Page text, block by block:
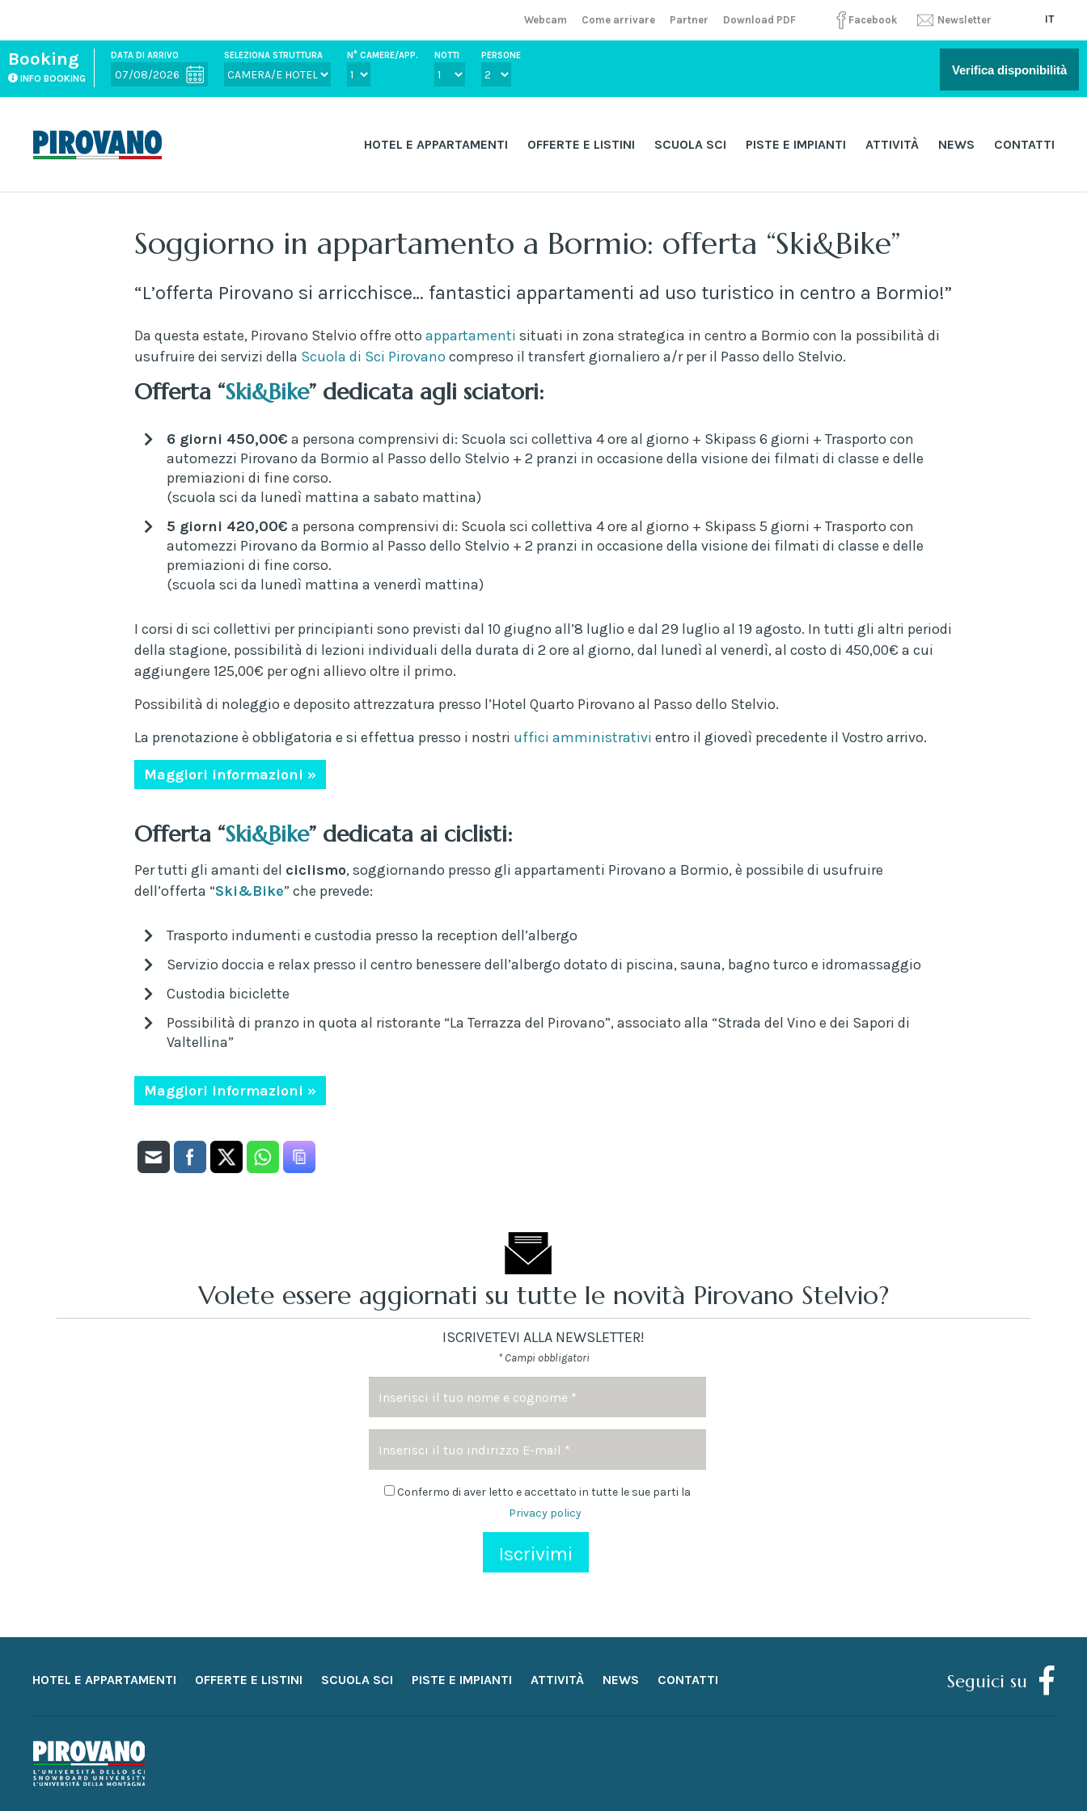
IT
Facebook Newsletter
Webcam Come arrivare Partner Download PDF
Booking
INFO BOOKING
DATA DI ARRIVO SELEZIONA STRUTTURA N° CAMERE/APP. NOTTI PERSONE
Verifica disponibilità
HOTEL E APPARTAMENTI OFFERTE E LISTINI SCUOLA SCI PISTE E IMPIANTI ATTIVITÀ NEWS CONTATTI
Soggiorno in appartamento a Bormio: offerta “Ski&Bike”
“L’offerta Pirovano si arricchisce… fantastici appartamenti ad uso turistico in centro a Bormio!”
Da questa estate, Pirovano Stelvio offre ottoappartamenti situati in zona strategica in centro a Bormio con la possibilità di
usufruire dei servizi della Scuola di Sci Pirovano compreso il transfert giornaliero a/r per il Passo dello Stelvio.
Offerta “Ski&Bike” dedicata agli sciatori:
6 giorni 450,00€ a persona comprensivi di: Scuola sci collettiva 4 ore al giorno + Skipass 6 giorni + Trasporto con
automezzi Pirovano da Bormio al Passo dello Stelvio + 2 pranzi in occasione della visione dei filmati di classe e delle
premiazioni di fine corso.
(scuola sci da lunedì mattina a sabato mattina)
5 giorni 420,00€ a persona comprensivi di: Scuola sci collettiva 4 ore al giorno + Skipass 5 giorni + Trasporto con
automezzi Pirovano da Bormio al Passo dello Stelvio + 2 pranzi in occasione della visione dei filmati di classe e delle
premiazioni di fine corso.
(scuola sci da lunedì mattina a venerdì mattina)
I corsi di sci collettivi per principianti sono previsti dal 10 giugno all’8 luglio e dal 29 luglio al 19 agosto. In tutti gli altri periodi
della stagione, possibilità di lezioni individuali della durata di 2 ore al giorno, dal lunedì al venerdì, al costo di 450,00€ a cui
aggiungere 125,00€ per ogni allievo oltre il primo.
Possibilità di noleggio e deposito attrezzatura presso l’Hotel Quarto Pirovano al Passo dello Stelvio.
La prenotazione è obbligatoria e si effettua presso i nostri uffici amministrativi entro il giovedì precedente il Vostro arrivo.
Maggiori informazioni »
Offerta “Ski&Bike” dedicata ai ciclisti:
Per tutti gli amanti del ciclismo, soggiornando presso gli appartamenti Pirovano a Bormio, è possibile di usufruire
dell’offerta “Ski&Bike” che prevede:
Trasporto indumenti e custodia presso la reception dell’albergo
Servizio doccia e relax presso il centro benessere dell’albergo dotato di piscina, sauna, bagno turco e idromassaggio
Custodia biciclette
Possibilità di pranzo in quota al ristorante “La Terrazza del Pirovano”, associato alla “Strada del Vino e dei Sapori di
Valtellina”
Maggiori informazioni »
Volete essere aggiornati su tutte le novità Pirovano Stelvio?
ISCRIVETEVI ALLA NEWSLETTER!
* Campi obbligatori
e
cognome
*
Email
Newsletter
Confermo di aver letto e accettato in tutte le sue parti la
Privacy policy
Seguici su
HOTEL E APPARTAMENTI OFFERTE E LISTINI SCUOLA SCI PISTE E IMPIANTI ATTIVITÀ NEWS CONTATTI